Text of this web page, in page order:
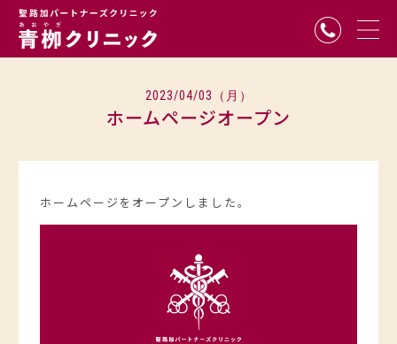
青栁クリニック
2023/04/03（月）
ホームページオープン
ホームページをオープンしました。